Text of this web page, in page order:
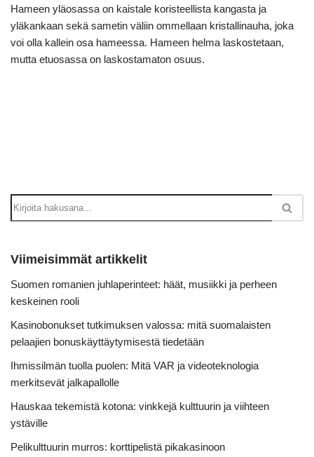
Hameen yläosassa on kaistale koristeellista kangasta ja
yläkankaan sekä sametin väliin ommellaan kristallinauha, joka
voi olla kallein osa hameessa. Hameen helma laskostetaan,
mutta etuosassa on laskostamaton osuus.
Viimeisimmät artikkelit
Suomen romanien juhlaperinteet: häät, musiikki ja perheen
keskeinen rooli
Kasinobonukset tutkimuksen valossa: mitä suomalaisten
pelaajien bonuskäyttäytymisestä tiedetään
Ihmissilmän tuolla puolen: Mitä VAR ja videoteknologia
merkitsevät jalkapallolle
Hauskaa tekemistä kotona: vinkkejä kulttuurin ja viihteen
ystäville
Pelikulttuurin murros: korttipelistä pikakasinoon